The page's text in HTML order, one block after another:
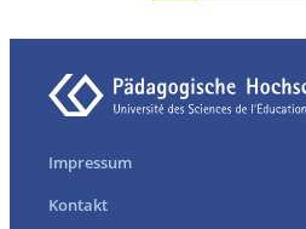
Impressum
Kontakt